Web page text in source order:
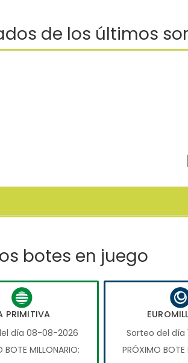
de los últimos
botes en juego
PRIMITIVA
día 08-08-2026
BOTE MILLONARIO:
Sorteo del día
PRÓXIMO BOTE